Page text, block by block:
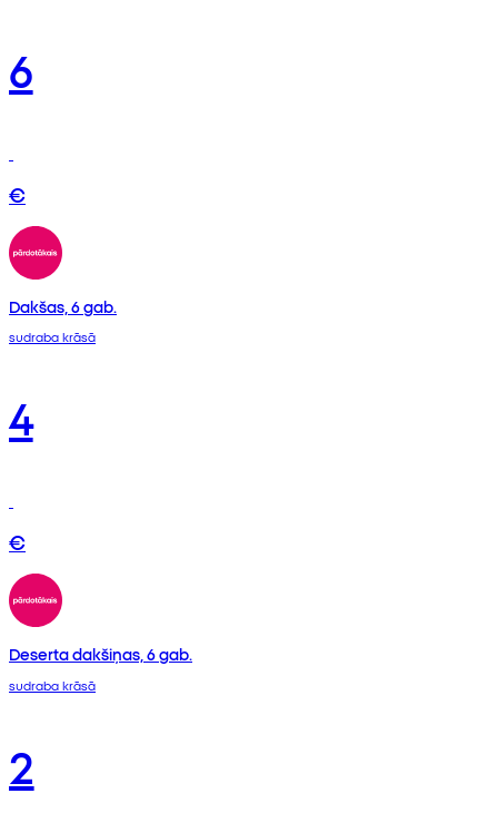
6
€
Dakšas, 6 gab.
sudraba krāsā
4
€
Deserta dakšiņas, 6 gab.
sudraba krāsā
2